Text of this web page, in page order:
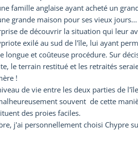
famille anglaise ayant acheté un
grande maison pour ses vieux
de découvrir la situation qui leur
exilé au sud de l'île, lui ayant
longue et coûteuse procédure. Sur
le terrain restitué et les retraités
!
de vie entre les deux parties de
souvent de cette
des proies faciles.
j'ai personnellement choisi Chypre